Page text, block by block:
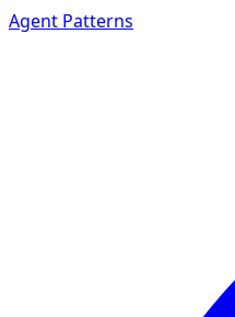
Agent Patterns